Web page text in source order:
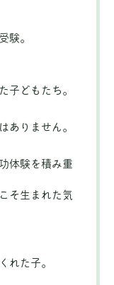
験。
子どもたち。
ありません。
体験を積み重
そ生まれた気
れた子。